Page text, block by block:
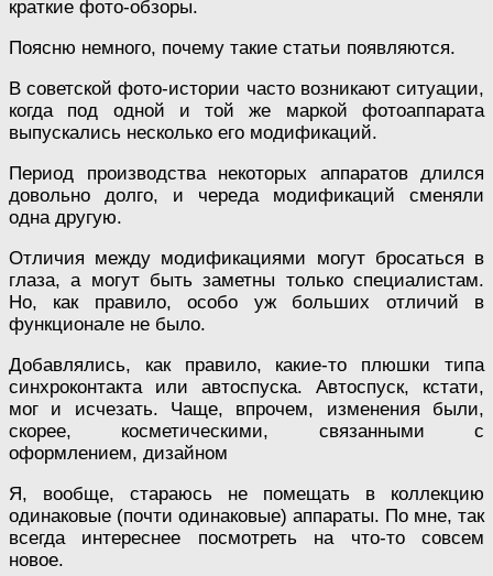
краткие фото-обзоры.
Поясню немного, почему такие статьи появляются.
В советской фото-истории часто возникают ситуации,
когда под одной и той же маркой фотоаппарата
выпускались несколько его модификаций.
Период производства некоторых аппаратов длился
довольно долго, и череда модификаций сменяли
одна другую.
Отличия между модификациями могут бросаться в
глаза, а могут быть заметны только специалистам.
Но, как правило, особо уж больших отличий в
функционале не было.
Добавлялись, как правило, какие-то плюшки типа
синхроконтакта или автоспуска. Автоспуск, кстати,
мог и исчезать. Чаще, впрочем, изменения были,
скорее, косметическими, связанными с
оформлением, дизайном
Я, вообще, стараюсь не помещать в коллекцию
одинаковые (почти одинаковые) аппараты. По мне, так
всегда интереснее посмотреть на что-то совсем
новое.